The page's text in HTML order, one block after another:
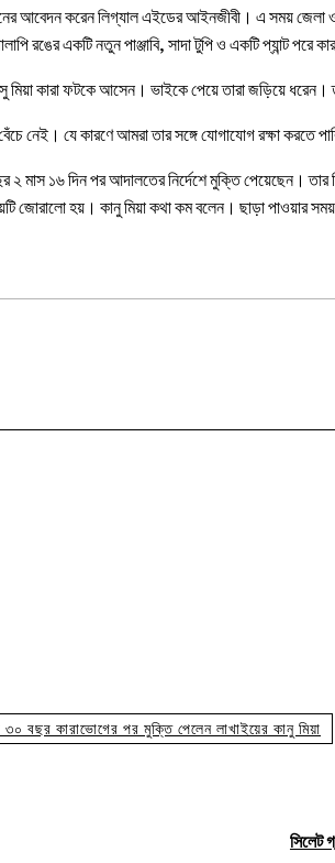
আবেদন করেন লিগ্যাল এইডের আইনজীবী। এ সময় জেলা
রঙের একটি নতুন পাঞ্জাবি, সাদা টুপি ও একটি প্যান্ট পরে
মিয়া কারা ফটকে আসেন। ভাইকে পেয়ে তারা জড়িয়ে ধরেন।
নেই। যে কারণে আমরা তার সঙ্গে যোগাযোগ রক্ষা
২ মাস ১৬ দিন পর আদালতের নির্দেশে মুক্তি পেয়েছেন।
জোরালো হয়। কানু মিয়া কথা কম বলেন। ছাড়া পাওয়ার
৩০ বছর কারাভোগের পর মুক্তি পেলেন লাখাইয়ের কানু মিয়া
সিলেট